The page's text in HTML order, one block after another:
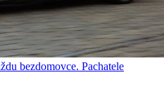
bezdomovce. Pachatele